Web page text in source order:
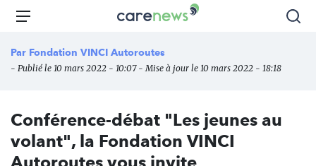
Aller
principal
Carenews,
des
l'engagement
Menu
Par Fondation VINCI Autoroutes
- Publié le 10 mars 2022 - 10:07 - Mise à jour le 10 mars 2022 - 18:18
Conférence-débat "Les jeunes au
volant", la Fondation VINCI